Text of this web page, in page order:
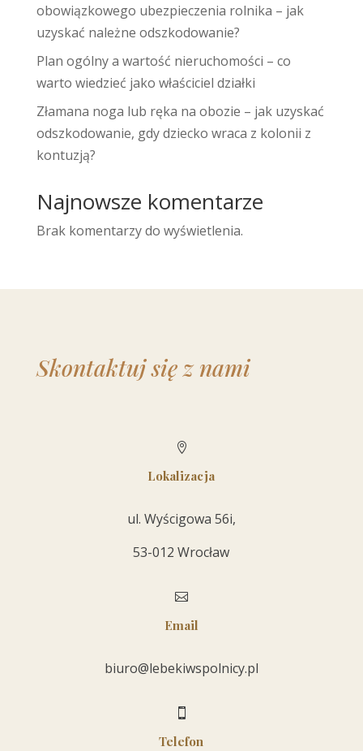
obowiązkowego ubezpieczenia rolnika – jak
uzyskać należne odszkodowanie?
Plan ogólny a wartość nieruchomości – co
warto wiedzieć jako właściciel działki
Złamana noga lub ręka na obozie – jak uzyskać
odszkodowanie, gdy dziecko wraca z kolonii z
kontuzją?
Najnowsze komentarze
Brak komentarzy do wyświetlenia.
Skontaktuj się z nami

Lokalizacja
ul. Wyścigowa 56i,
53-012 Wrocław

Email
biuro@lebekiwspolnicy.pl

Telefon